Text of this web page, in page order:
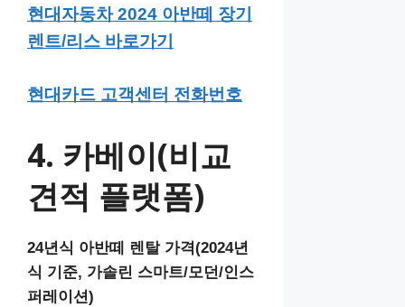
현대자동차 2024 아반떼 장기
렌트/리스 바로가기
현대카드 고객센터 전화번호
4. 카베이(비교
견적 플랫폼)
24년식 아반떼 렌탈 가격(2024년
식 기준, 가솔린 스마트/모던/인스
퍼레이션)